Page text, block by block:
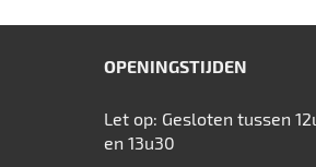
OPENINGSTIJDEN
Let op: Gesloten tussen
en 13u30